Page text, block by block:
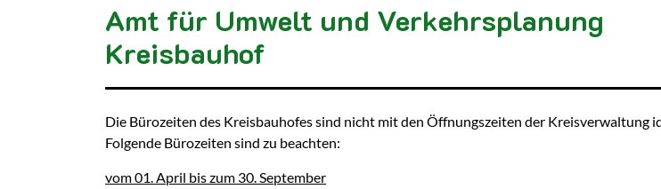
Kontakt
Amt für Umwelt und Verkehrsplanung
Kreisbauhof
Kurzbezeichnung
Beschreibung
Die Bürozeiten des Kreisbauhofes sind nicht mit den Öffnungszeiten der Kreisverwaltung
Folgende Bürozeiten sind zu beachten:
vom 01. April bis zum 30. September